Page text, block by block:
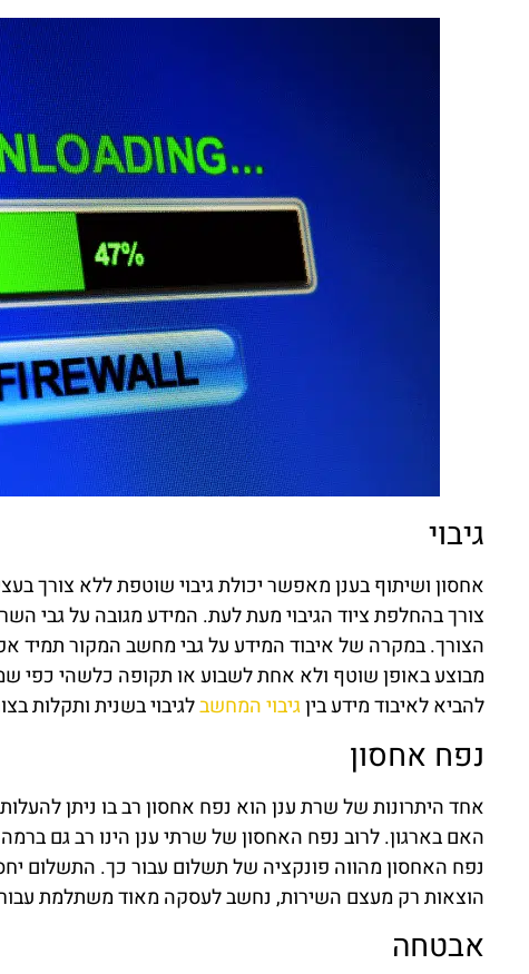
גיבוי
אחסון ושיתוף בענן מאפשר יכולת גיבוי שוטפת ללא צורך
צורך בהחלפת ציוד הגיבוי מעת לעת. המידע מגובה על גבי
הצורך. במקרה של איבוד המידע על גבי מחשב המקור תמיד
מבוצע באופן שוטף ולא אחת לשבוע או תקופה כלשהי כפי
להביא לאיבוד מידע ביןגיבוי המחשבלגיבוי בשנית ותקלות
נפח אחסון
אחד היתרונות של שרת ענן הוא נפח אחסון רב בו ניתן
האם בארגון. לרוב נפח האחסון של שרתי ענן הינו רב גם
נפח האחסון מהווה פונקציה של תשלום עבור כך. התשלום
הוצאות רק מעצם השירות, נחשב לעסקה מאוד משתלמת עבור
אבטחה